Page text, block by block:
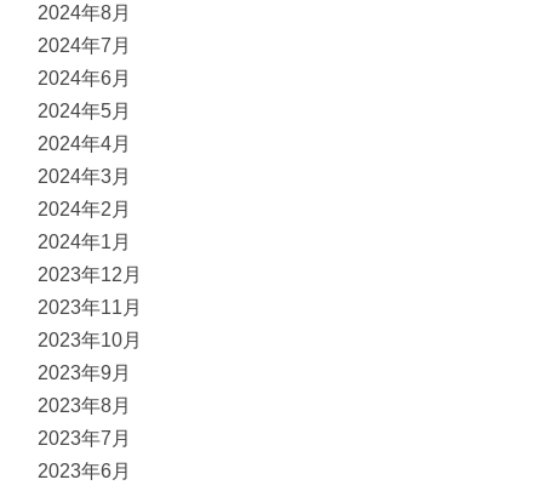
2024年8月
2024年7月
2024年6月
2024年5月
2024年4月
2024年3月
2024年2月
2024年1月
2023年12月
2023年11月
2023年10月
2023年9月
2023年8月
2023年7月
2023年6月